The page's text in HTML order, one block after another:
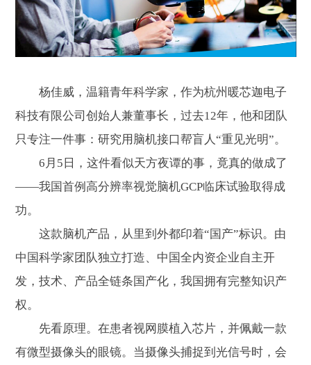
杨佳威，温籍青年科学家，作为杭州暖芯迦电子
科技有限公司创始人兼董事长，过去12年，他和团队
只专注一件事：研究用脑机接口帮盲人“重见光明”。
6月5日，这件看似天方夜谭的事，竟真的做成了
——我国首例高分辨率视觉脑机GCP临床试验取得成
功。
这款脑机产品，从里到外都印着“国产”标识。由
中国科学家团队独立打造、中国全内资企业自主开
发，技术、产品全链条国产化，我国拥有完整知识产
权。
先看原理。在患者视网膜植入芯片，并佩戴一款
有微型摄像头的眼镜。当摄像头捕捉到光信号时，会